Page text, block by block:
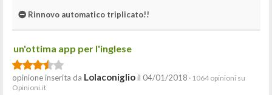
Rinnovo automatico triplicato!!
un'ottima app per l'inglese
opinione inserita da Lolaconiglioil 04/01/2018 · 1064 opinioni su
Opinioni.it